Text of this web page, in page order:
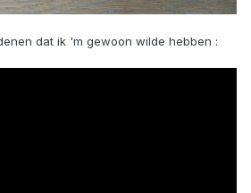
dat ik 'm gewoon wilde hebben :